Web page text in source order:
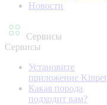
Новости
Сервисы
Сервисы
Установите
приложение Kinpet
Какая порода
подходит вам?